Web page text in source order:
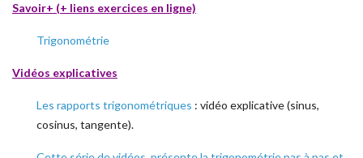
Savoir+ (+ liens exercices en ligne)
Trigonométrie
Vidéos explicatives
Les rapports trigonométriques : vidéo explicative (sinus,
cosinus, tangente).